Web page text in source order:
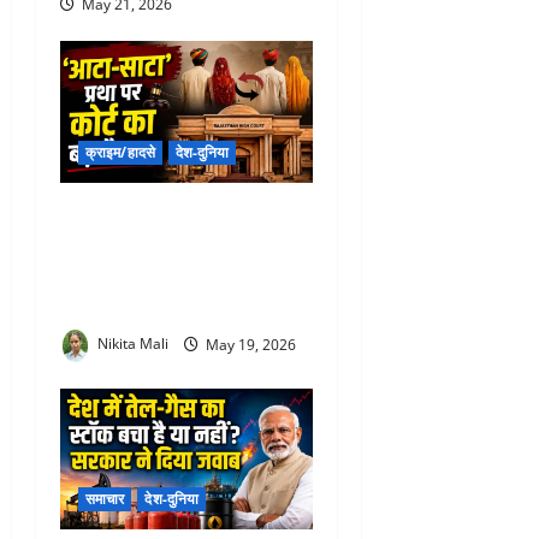
May 21, 2026
क्राइम/हादसे देश-दुनिया
Nikita Mali May 19, 2026
समाचार देश-दुनिया